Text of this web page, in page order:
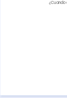
¿Cuando